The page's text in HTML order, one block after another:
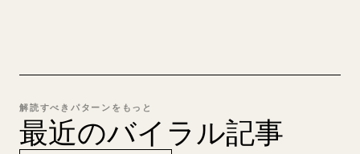
解読すべきパターンをもっと
最近のバイラル記事